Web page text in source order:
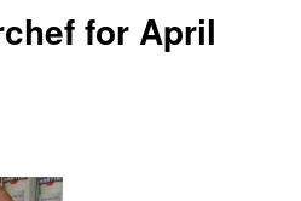
for April